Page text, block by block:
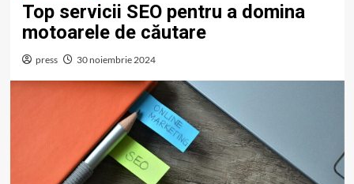
Top servicii SEO pentru a domina
motoarele de căutare
press 30 noiembrie 2024